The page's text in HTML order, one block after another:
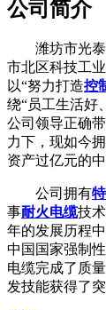
公司简介
潍坊市光泰
市北区科技工
以“努力打造控
绕“员工生活好
公司领导正确
力下，现如今
资产过亿元的
公司拥有
事耐火电缆技
年的发展历程
中国国家强制
电缆完成了质
发技能获得了